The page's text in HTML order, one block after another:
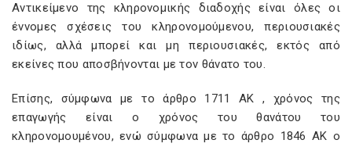
Αντικείμενο της κληρονομικής διαδοχής είναι όλες οι
έννομες σχέσεις του κληρονομούμενου, περιουσιακές
ιδίως, αλλά μπορεί και μη περιουσιακές, εκτός από
εκείνες που αποσβήνονται με τον θάνατο του.
Επίσης, σύμφωνα με το άρθρο 1711 ΑΚ , χρόνος της
επαγωγής είναι ο χρόνος του θανάτου του
κληρονομουμένου, ενώ σύμφωνα με το άρθρο 1846 ΑΚ ο